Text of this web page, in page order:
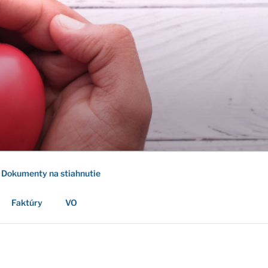
Dokumenty na stiahnutie
Faktúry VO